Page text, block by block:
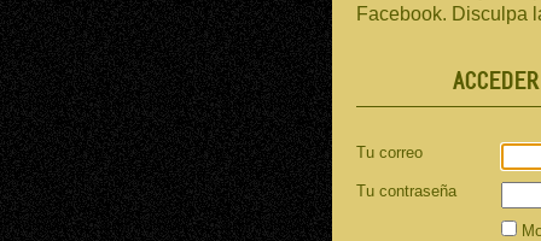
Facebook. Disculpa
Tu correo
Tu contraseña